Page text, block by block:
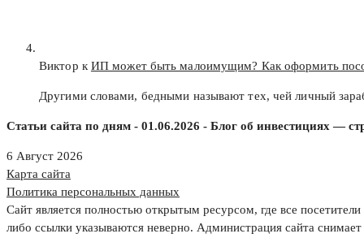
Виктор кИП может быть малоимущим? Как оформить
Другими словами, бедными называют тех, чей личный
Статьи сайта по дням - 01.06.2026 - Блог об инвестициях —
6 Август 2026
Карта сайта
Политика персональных данных
Сайт является полностью открытым ресурсом, где все
либо ссылки указываются неверно. Администрация сайта